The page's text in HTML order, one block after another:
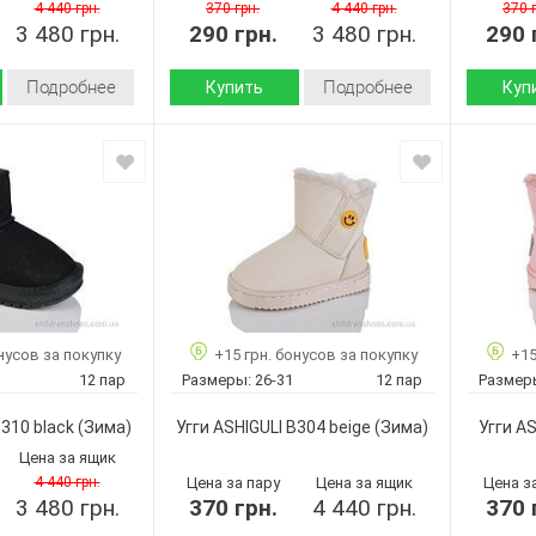
Коричневый
Девочка
Цвет: Черный
Пол: Девочка
Цвет:
Пол:
4 440 грн.
3 480 грн.
Подробнее
искусственная
замша
искусственный
Китай
ASHIGULI
26-31
12
Розовый
Девочка
370 грн.
290 грн.
4 440 грн.
3 480 грн.
Купить Подробнее
Материал верха:
искусственная
замша
искусственный
мех
Подошва :
производитель:
Китай
Бренд: ASHIGULI
Артикул: B312 black
Размер: 26-31
Цвет: Черный
Пол: Девочка
370
290
Бренд:
Артикул:
Размер:
Цвет:
Пол:
за покупку
12 пар
black(Зима)
Цена за ящик
4 440 грн.
3 480 грн.
+15 грн. бонусов за покупку
Размеры: 26-31 12 пар
Угги ASHIGULI B304 beige (Зима)
Цена за пару
370 грн.
Цена за ящик
4 440 грн.
Угги
Цена
370